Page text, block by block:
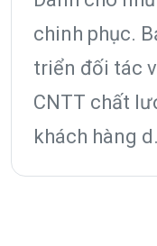
chinh phục.
triển đối tác
CNTT chất
khách hàng